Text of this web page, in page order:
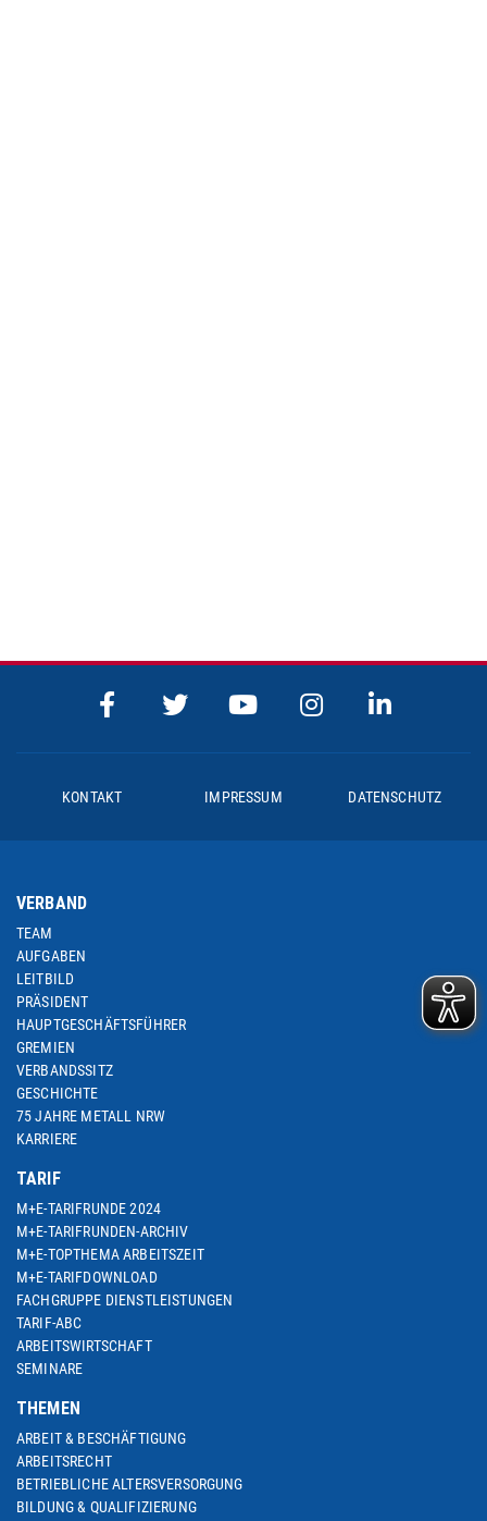
KONTAKT IMPRESSUM DATENSCHUTZ
VERBAND
TEAM
AUFGABEN
LEITBILD
PRÄSIDENT
HAUPTGESCHÄFTSFÜHRER
GREMIEN
VERBANDSSITZ
GESCHICHTE
75 JAHRE METALL NRW
KARRIERE
TARIF
M+E-TARIFRUNDE 2024
M+E-TARIFRUNDEN-ARCHIV
M+E-TOPTHEMA ARBEITSZEIT
M+E-TARIFDOWNLOAD
FACHGRUPPE DIENSTLEISTUNGEN
TARIF-ABC
ARBEITSWIRTSCHAFT
SEMINARE
THEMEN
ARBEIT & BESCHÄFTIGUNG
ARBEITSRECHT
BETRIEBLICHE ALTERSVERSORGUNG
BILDUNG & QUALIFIZIERUNG